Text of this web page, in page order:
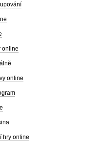
online
online
hry online